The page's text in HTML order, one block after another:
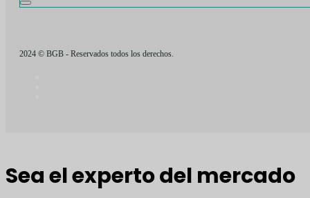
2024 © BGB - Reservados todos los derechos.
Sea el experto del mercado